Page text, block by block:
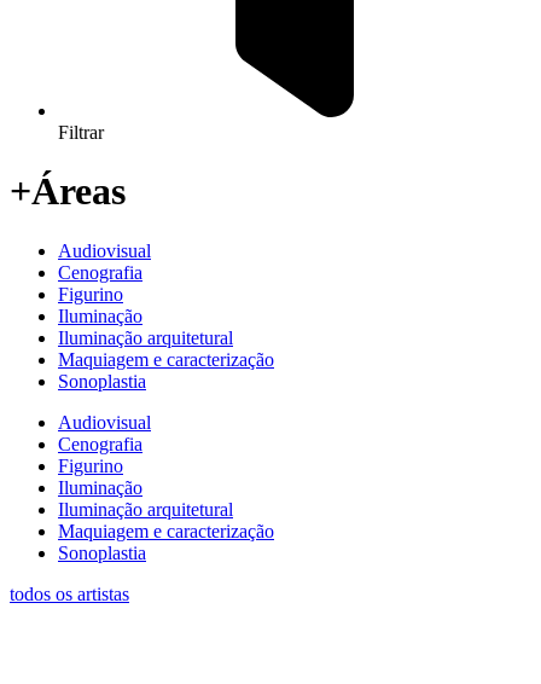
Filtrar
+Áreas
Audiovisual
Cenografia
Figurino
Iluminação
Iluminação arquitetural
Maquiagem e caracterização
Sonoplastia
Audiovisual
Cenografia
Figurino
Iluminação
Iluminação arquitetural
Maquiagem e caracterização
Sonoplastia
todos os artistas